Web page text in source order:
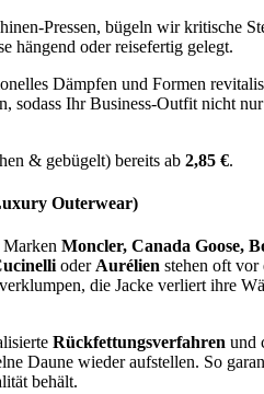
Pressen, bügeln wir kritische
hängend oder reisefertig gelegt.
Dämpfen und Formen
sodass Ihr Business-Outfit nicht nur
& gebügelt) bereits ab 2,85 €.
Outerwear)
Moncler, Canada Goose,
oder Aurélien stehen oft vor
die Jacke verliert ihre
Rückfettungsverfahren und
Daune wieder aufstellen. So
behält.